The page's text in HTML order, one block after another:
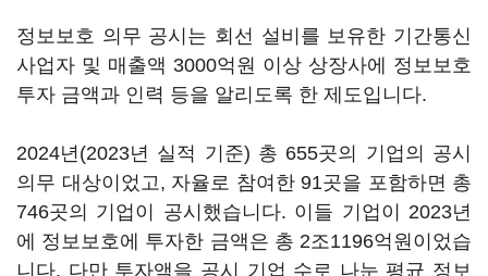
정보보호 의무 공시는 회선 설비를 보유한 기간통신
사업자 및 매출액 3000억원 이상 상장사에 정보보호
투자 금액과 인력 등을 알리도록 한 제도입니다.
2024년(2023년 실적 기준) 총 655곳의 기업의 공시
의무 대상이었고, 자율로 참여한 91곳을 포함하면 총
746곳의 기업이 공시했습니다. 이들 기업이 2023년
에 정보보호에 투자한 금액은 총 2조1196억원이었습
니다. 다만 투자액을 공시 기업 수로 나눈 평균 정보